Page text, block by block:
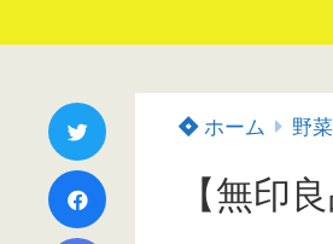
ホーム 野
【無印